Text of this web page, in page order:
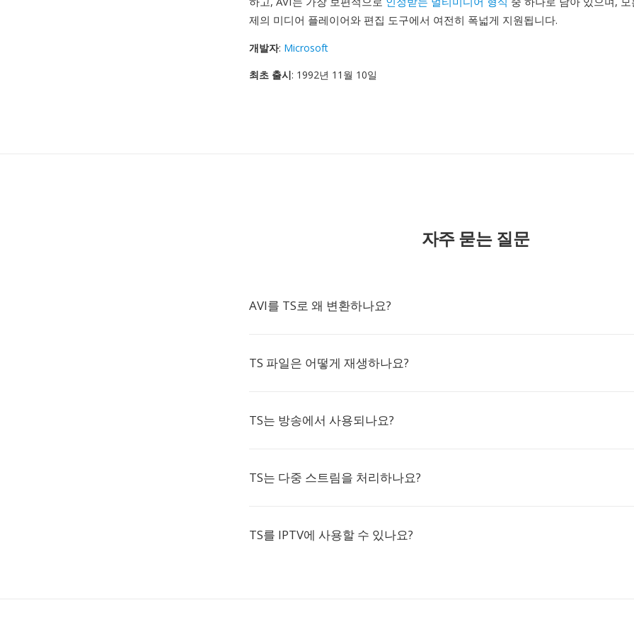
제의 미디어 플레이어와 편집 도구에서 여전히 폭넓게 지원됩니다.
개발자: Microsoft
최초 출시: 1992년 11월 10일
자주 묻는 질문
AVI를 TS로 왜 변환하나요?
TS 파일은 어떻게 재생하나요?
TS는 방송에서 사용되나요?
TS는 다중 스트림을 처리하나요?
TS를 IPTV에 사용할 수 있나요?